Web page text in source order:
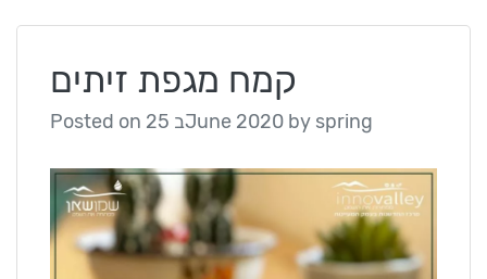
קמח מגפת זיתים
Posted on 25 בJune 2020by spring